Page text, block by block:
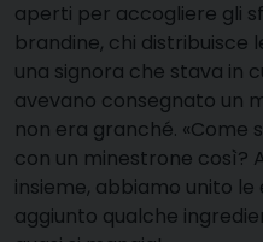
aperti per accogliere gli
brandine, chi distribuisce
una signora che stava in
avevano consegnato un
non era granché. «Come
con un minestrone così?
insieme, abbiamo unito
aggiunto qualche